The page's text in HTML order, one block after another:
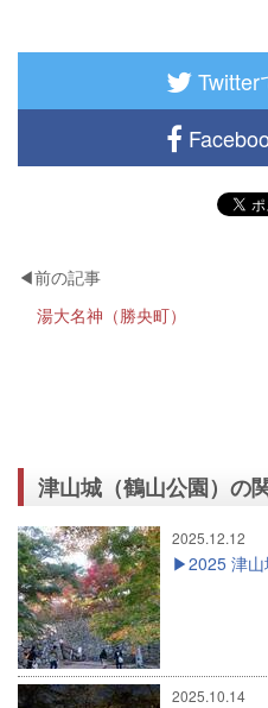
Twitter
湯大名神（勝央町）
津山城（鶴山公園）の
2025.12.12
2025 津
2025.10.14